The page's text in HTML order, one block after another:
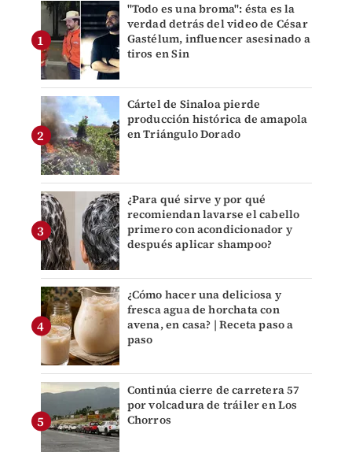
"Todo es una broma": ésta es la
verdad detrás del video de César
Gastélum, influencer asesinado a
tiros en Sin
Cártel de Sinaloa pierde
producción histórica de amapola
en Triángulo Dorado
¿Para qué sirve y por qué
recomiendan lavarse el cabello
primero con acondicionador y
después aplicar shampoo?
¿Cómo hacer una deliciosa y
fresca agua de horchata con
avena, en casa? | Receta paso a
paso
Continúa cierre de carretera 57
por volcadura de tráiler en Los
Chorros